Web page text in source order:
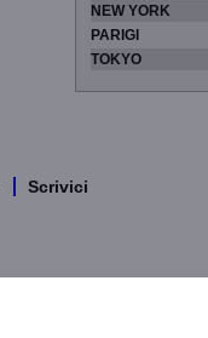
NEW YORK
PARIGI
TOKYO
Scrivici